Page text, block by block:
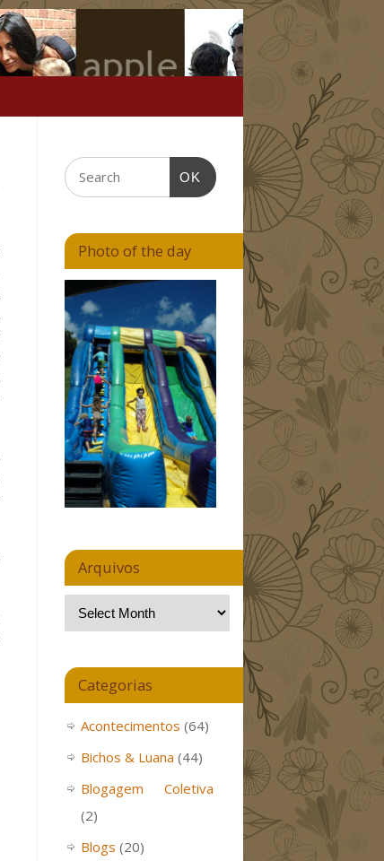
OK
Photo of the day
Arquivos
Categorias
Acontecimentos (64)
Bichos & Luana (44)
Blogagem Coletiva
(2)
Blogs (20)